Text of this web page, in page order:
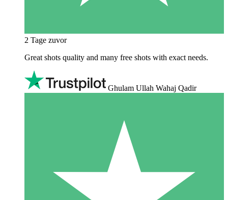
2 Tage zuvor
Great shots quality and many free shots with exact needs.
Ghulam Ullah Wahaj Qadir